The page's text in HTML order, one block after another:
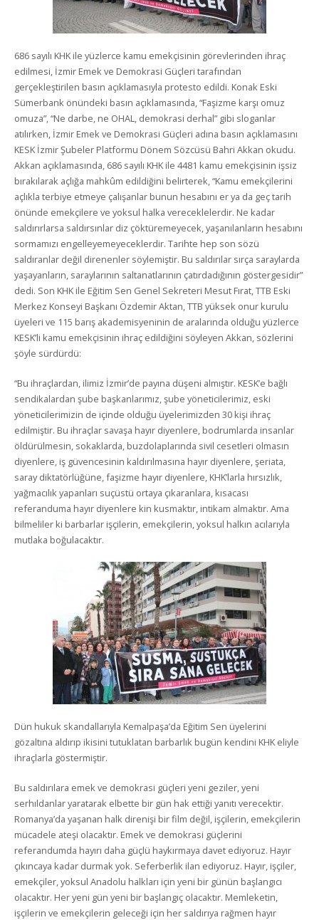
686 sayılı KHK ile yüzlerce kamu emekçisinin görevlerinden ihraç
edilmesi, İzmir Emek ve Demokrasi Güçleri tarafından
gerçekleştirilen basın açıklamasıyla protesto edildi. Konak Eski
Sümerbank önündeki basın açıklamasında, “Faşizme karşı omuz
omuza”, “Ne darbe, ne OHAL, demokrasi derhal” gibi sloganlar
atılırken, İzmir Emek ve Demokrasi Güçleri adına basın açıklamasını
KESK İzmir Şubeler Platformu Dönem Sözcüsü Bahri Akkan okudu.
Akkan açıklamasında, 686 sayılı KHK ile 4481 kamu emekçisinin işsiz
bırakılarak açlığa mahkûm edildiğini belirterek, “Kamu emekçilerini
açlıkla terbiye etmeye çalışanlar bunun hesabını er ya da geç tarih
önünde emekçilere ve yoksul halka vereceklelerdir. Ne kadar
saldırırlarsa saldırsınlar diz çöktüremeyecek, yaşanılanların hesabını
sormamızı engelleyemeyeceklerdir. Tarihte hep son sözü
saldıranlar değil direnenler söylemiştir. Bu saldırılar sırça saraylarda
yaşayanların, saraylarının saltanatlarının çatırdadığının göstergesidir”
dedi. Son KHK ile Eğitim Sen Genel Sekreteri Mesut Fırat, TTB Eski
Merkez Konseyi Başkanı Özdemir Aktan, TTB yüksek onur kurulu
üyeleri ve 115 barış akademisyeninin de aralarında olduğu yüzlerce
KESK’li kamu emekçisinin ihraç edildiğini söyleyen Akkan, sözlerini
şöyle sürdürdü:
“Bu ihraçlardan, ilimiz İzmir’de payına düşeni almıştır. KESK’e bağlı
sendikalardan şube başkanlarımız, şube yöneticilerimiz, eski
yöneticilerimizin de içinde olduğu üyelerimizden 30 kişi ihraç
edilmiştir. Bu ihraçlar savaşa hayır diyenlere, bodrumlarda insanlar
öldürülmesin, sokaklarda, buzdolaplarında sivil cesetleri olmasın
diyenlere, iş güvencesinin kaldırılmasına hayır diyenlere, şeriata,
saray diktatörlüğüne, faşizme hayır diyenlere, KHK’larla hırsızlık,
yağmacılık yapanları suçüstü ortaya çıkaranlara, kısacası
referanduma hayır diyenlere kin kusmaktır, intikam almaktır. Ama
bilmeliler ki barbarlar işçilerin, emekçilerin, yoksul halkın acılarıyla
mutlaka boğulacaktır.
Dün hukuk skandallarıyla Kemalpaşa’da Eğitim Sen üyelerini
gözaltına aldırıp ikisini tutuklatan barbarlık bugün kendini KHK eliyle
ihraçlarla göstermiştir.
Bu saldırılara emek ve demokrasi güçleri yeni geziler, yeni
serhıldanlar yaratarak elbette bir gün hak ettiği yanıtı verecektir.
Romanya’da yaşanan halk direnişi bir film değil, işçilerin, emekçilerin
mücadele ateşi olacaktır. Emek ve demokrasi güçlerini
referandumda hayırı daha güçlü haykırmaya davet ediyoruz. Hayır
çıkıncaya kadar durmak yok. Seferberlik ilan ediyoruz. Hayır, işçiler,
emekçiler, yoksul Anadolu halkları için yeni bir günün başlangıcı
olacaktır. Her yeni gün yeni bir başlangıç olacaktır. Memleketin,
işçilerin ve emekçilerin geleceği için her saldırıya rağmen hayır